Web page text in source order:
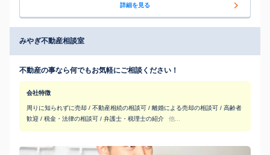
詳細を見る
みやぎ不動産相談室
不動産の事なら何でもお気軽にご相談ください！
会社特徴
周りに知られずに売却 / 不動産相続の相談可 / 離婚による売却の相談可 / 高齢者
歓迎 / 税金・法律の相談可 / 弁護士・税理士の紹介
他...